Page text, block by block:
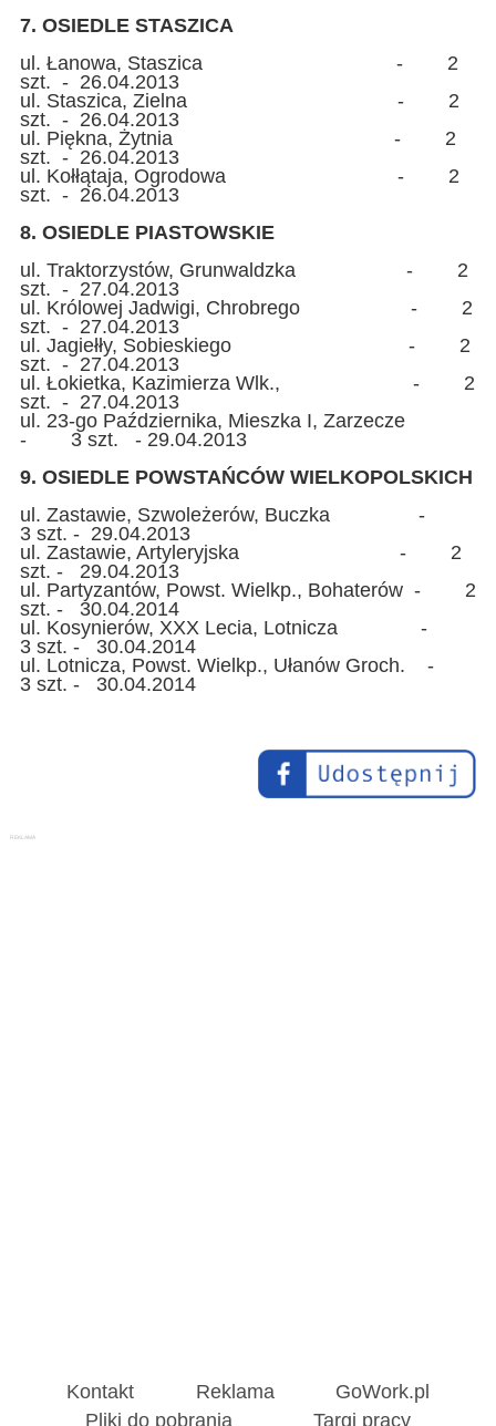
7. OSIEDLE STASZICA
ul. Łanowa, Staszica - 2
szt. - 26.04.2013
ul. Staszica, Zielna - 2
szt. - 26.04.2013
ul. Piękna, Żytnia - 2
szt. - 26.04.2013
ul. Kołłątaja, Ogrodowa - 2
szt. - 26.04.2013
8. OSIEDLE PIASTOWSKIE
ul. Traktorzystów, Grunwaldzka - 2
szt. - 27.04.2013
ul. Królowej Jadwigi, Chrobrego - 2
szt. - 27.04.2013
ul. Jagiełły, Sobieskiego - 2
szt. - 27.04.2013
ul. Łokietka, Kazimierza Wlk., - 2
szt. - 27.04.2013
ul. 23-go Października, Mieszka I, Zarzecze
- 3 szt. - 29.04.2013
9. OSIEDLE POWSTAŃCÓW WIELKOPOLSKICH
ul. Zastawie, Szwoleżerów, Buczka -
3 szt. - 29.04.2013
ul. Zastawie, Artyleryjska - 2
szt. - 29.04.2013
ul. Partyzantów, Powst. Wielkp., Bohaterów - 2
szt. - 30.04.2014
ul. Kosynierów, XXX Lecia, Lotnicza -
3 szt. - 30.04.2014
ul. Lotnicza, Powst. Wielkp., Ułanów Groch. -
3 szt. - 30.04.2014
Kontakt Reklama
GoWork.pl
Pliki do pobrania
Targi pracy